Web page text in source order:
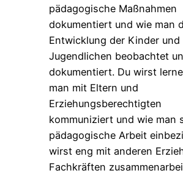
pädagogische Maßnahmen
dokumentiert und wie man
Entwicklung der Kinder und
Jugendlichen beobachtet
dokumentiert. Du wirst
man mit Eltern und
Erziehungsberechtigten
kommuniziert und wie man
pädagogische Arbeit
wirst eng mit anderen
Fachkräften